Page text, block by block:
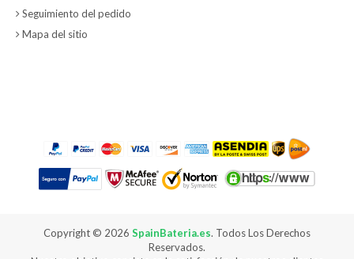
Seguimiento del pedido
Mapa del sitio
Copyright © 2026 SpainBateria.es. Todos Los Derechos
Reservados.